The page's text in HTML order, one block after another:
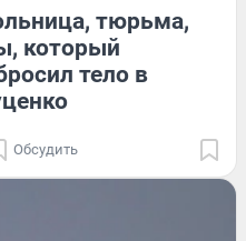
тюрьма,
который
тело в
Обсудить